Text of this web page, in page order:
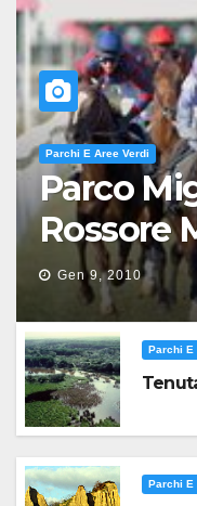
Parchi E Aree Verdi
Parco
Rossore
Gen 9, 2010
Parchi E
Parchi E